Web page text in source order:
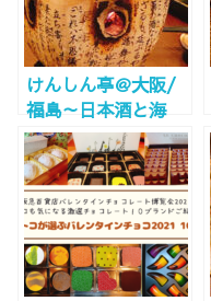
けんしん亭＠大阪/
福島～日本酒と海
鮮、コスパ最強、味
も最高!!～